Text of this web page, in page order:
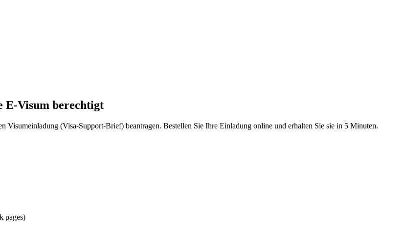
E-Visum berechtigt
Visumeinladung (Visa-Support-Brief) beantragen. Bestellen Sie Ihre Einladung online und erhalten Sie sie in 5 Minuten.
pages)